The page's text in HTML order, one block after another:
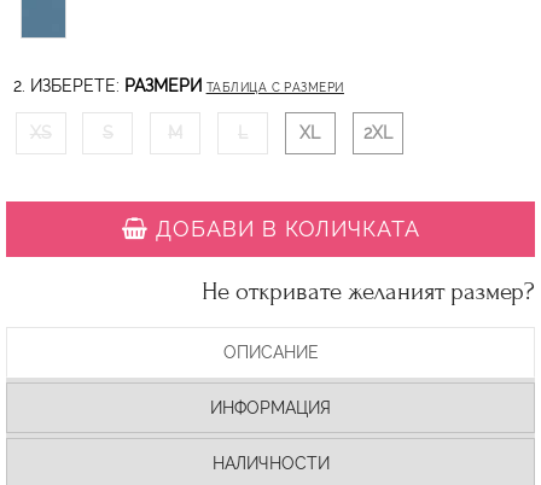
2. ИЗБЕРЕТЕ: РАЗМЕРИ ТАБЛИЦА С РАЗМЕРИ
XS S M L XL 2XL
ДОБАВИ В КОЛИЧКАТА
Не откривате желаният размер?
ОПИСАНИЕ
ИНФОРМАЦИЯ
НАЛИЧНОСТИ